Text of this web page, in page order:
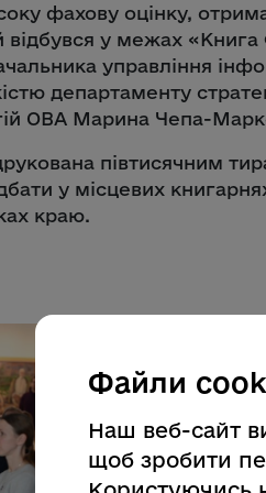
фахову оцінку,
у межах «Книга
управління
департаменту
ОВА Марина Чепа-
півтисячним
у місцевих
краю.
Файли
Наш веб-сайт
щоб зробити